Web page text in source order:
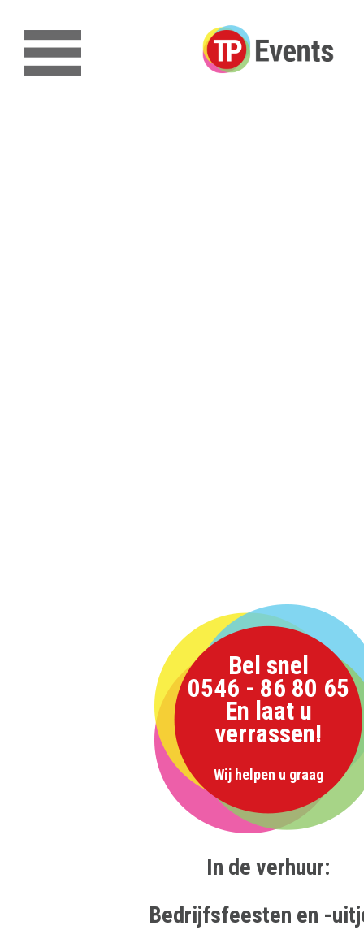
Bel snel
0546 - 86 80 65
En laat u
verrassen!
Wij helpen u graag
In de verhuur:
Bedrijfsfeesten en -